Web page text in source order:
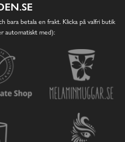
bara betala en frakt. Klicka på valfri butik
automatiskt med):